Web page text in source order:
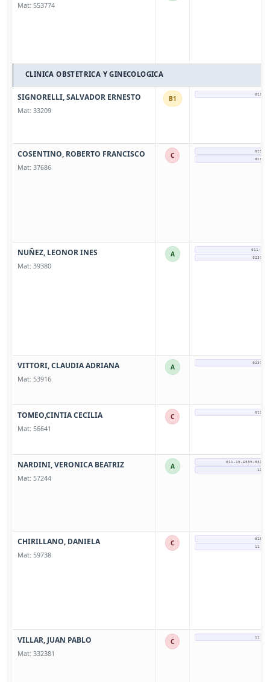
Mat: 553774
CLINICA OBSTETRICA Y GINECOLOGICA
SIGNORELLI, SALVADOR ERNESTO
Mat: 33209
B1 011-
COSENTINO, ROBERTO FRANCISCO
Mat: 37686
C 0237-
0237-
NUÑEZ, LEONOR INES
Mat: 39380
A 011-
0237 -
VITTORI, CLAUDIA ADRIANA
Mat: 53916
A 0237 -
TOMEO,CINTIA CECILIA
Mat: 56641
C 011-
NARDINI, VERONICA BEATRIZ
Mat: 57244
A 011-15-6539-5317
CHIRILLANO, DANIELA
Mat: 59738
C 0237-
11
VILLAR, JUAN PABLO
Mat: 332381
C 11